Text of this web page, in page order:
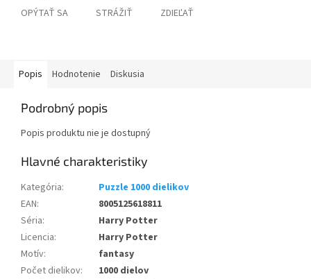
OPÝTAŤ SA STRÁŽIŤ ZDIEĽAŤ
Popis Hodnotenie Diskusia
Podrobný popis
Popis produktu nie je dostupný
Kategória:
Puzzle 1000 dielikov
EAN:
8005125618811
Séria:
Harry Potter
Licencia:
Harry Potter
Motív:
fantasy
Počet dielikov:
1000 dielov